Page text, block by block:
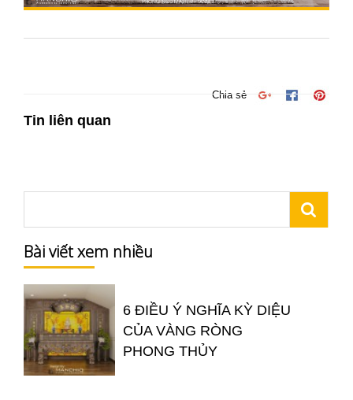
Chia sẻ
Tin liên quan
Bài viết xem nhiều
6 ĐIỀU Ý NGHĨA KỲ DIỆU
CỦA VÀNG RÒNG
PHONG THỦY